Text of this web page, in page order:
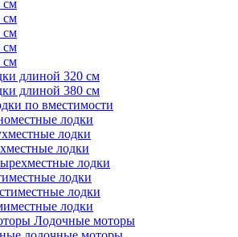
см
см
см
см
см
длиной 320 см
длиной 380 см
по вместимости
лодки
лодки
лодки
лодки
лодки
лодки
лодки
Лодочные моторы